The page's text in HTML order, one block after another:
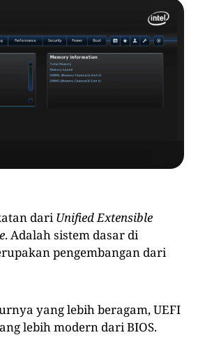
dariUnified Extensible
. Adalah sistem dasar di
pengembangan dari
yang lebih beragam, UEFI
lebih modern dari BIOS.